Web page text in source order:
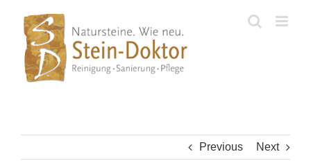
content
Previous Next